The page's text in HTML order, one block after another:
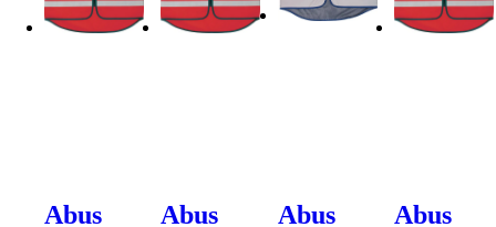
Abus Abus Abus Abus